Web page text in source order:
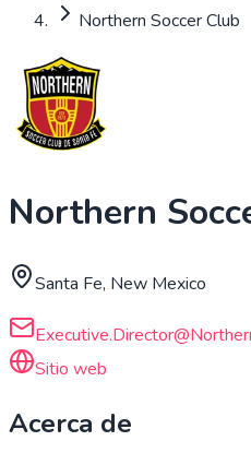
Northern Soccer Club
Northern
Santa Fe, New Mexico
Sitio web
Acerca de